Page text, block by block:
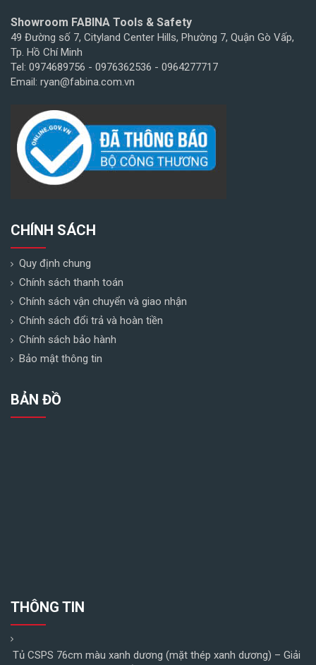
Showroom FABINA Tools & Safety
49 Đường số 7, Cityland Center Hills, Phường 7, Quận Gò Vấp,
Tp. Hồ Chí Minh
Tel: 0974689756 - 0976362536 - 0964277717
Email: ryan@fabina.com.vn
CHÍNH SÁCH
Quy định chung
Chính sách thanh toán
Chính sách vận chuyển và giao nhận
Chính sách đổi trả và hoàn tiền
Chính sách bảo hành
Bảo mật thông tin
BẢN ĐỒ
THÔNG TIN
Tủ CSPS 76cm màu xanh dương (mặt thép xanh dương) – Giải